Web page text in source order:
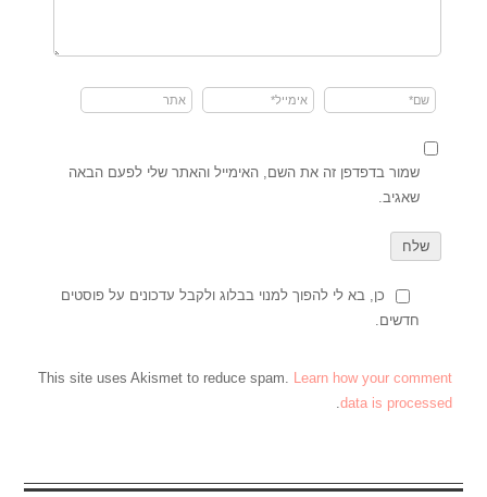
שמור בדפדפן זה את השם, האימייל והאתר שלי לפעם הבאה
שאגיב.
כן, בא לי להפוך למנוי בבלוג ולקבל עדכונים על פוסטים
חדשים.
This site uses Akismet to reduce spam.
Learn how your comment
data is processed